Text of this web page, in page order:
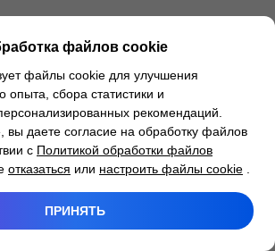
файлов cookie
файлы cookie для улучшения
опыта, сбора статистики и
рекомендаций.
вы даете согласие на обработку файлов
с Политикой обработки файлов
отказаться или настроить файлы cookie
ПРИНЯТЬ